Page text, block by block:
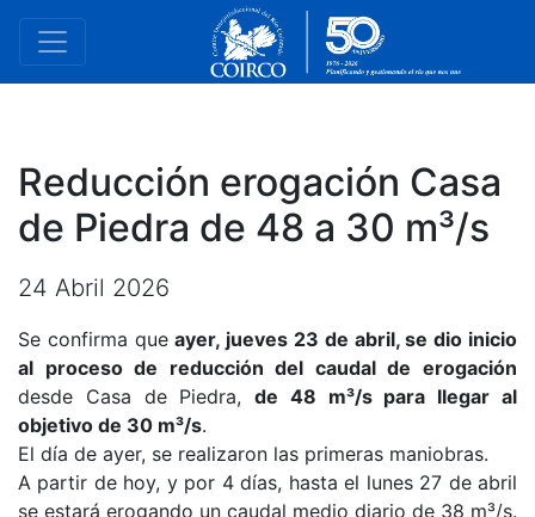
Reducción erogación Casa
de Piedra de 48 a 30 m³/s
24 Abril 2026
Se confirma queayer, jueves 23 de abril, se dio inicio
al proceso de reducción del caudal de erogación
desde Casa de Piedra,de 48 m³/s para llegar al
objetivo de 30 m³/s.
El día de ayer, se realizaron las primeras maniobras.
A partir de hoy, y por 4 días, hasta el lunes 27 de abril
se estará erogando un caudal medio diario de 38 m³/s.